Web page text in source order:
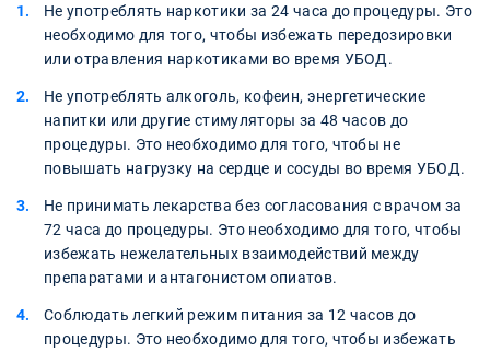
Не употреблять наркотики за 24 часа до процедуры. Это
необходимо для того, чтобы избежать передозировки
или отравления наркотиками во время УБОД.
Не употреблять алкоголь, кофеин, энергетические
напитки или другие стимуляторы за 48 часов до
процедуры. Это необходимо для того, чтобы не
повышать нагрузку на сердце и сосуды во время УБОД.
Не принимать лекарства без согласования с врачом за
72 часа до процедуры. Это необходимо для того, чтобы
избежать нежелательных взаимодействий между
препаратами и антагонистом опиатов.
Соблюдать легкий режим питания за 12 часов до
процедуры. Это необходимо для того, чтобы избежать